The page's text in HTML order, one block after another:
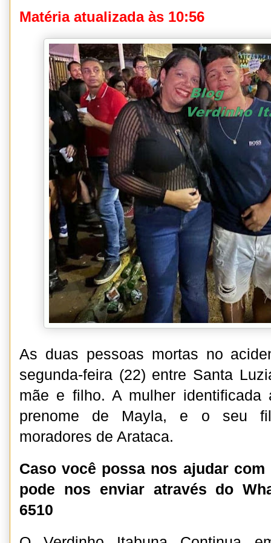
Matéria atualizada às 10:56
As duas pessoas mortas no
segunda-feira (22) entre Santa
mãe e filho. A mulher identificada
prenome de Mayla, e o seu
moradores de Arataca.
Caso você possa nos ajudar
pode nos enviar através do
6510